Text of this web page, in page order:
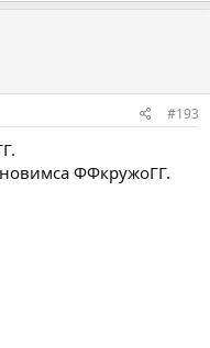
#193
ФФкружоГГ.